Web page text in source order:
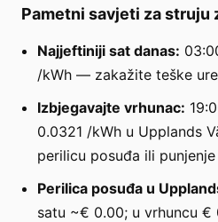
Pametni savjeti za struju
Najjeftiniji sat danas:
/kWh — zakažite teške
Izbjegavajte vrhunac:
0.0321 /kWh u Upplands
perilicu posuđa ili
Perilica posuđa u
satu ~€ 0.00; u vrhuncu